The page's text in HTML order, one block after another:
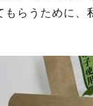
もらうために